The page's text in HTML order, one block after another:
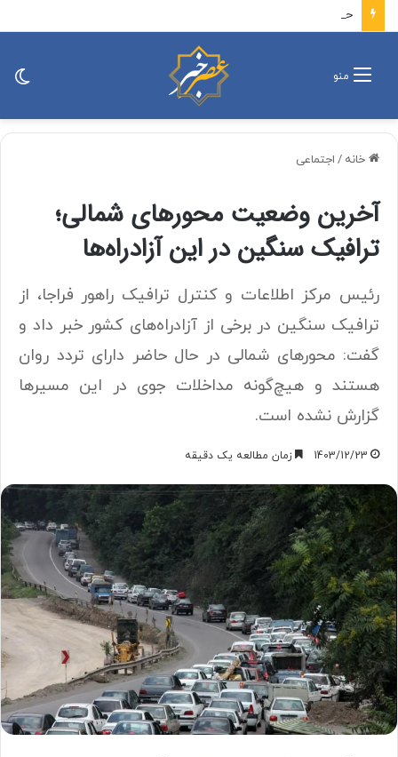
حادثه دریایی در تنگه هرمز
منو
خانه / اجتماعی
آخرین وضعیت محور‌های شمالی؛
ترافیک سنگین در این آزادراه‌ها
رئیس مرکز اطلاعات و کنترل ترافیک راهور فراجا، از
ترافیک سنگین در برخی از آزادراه‌های کشور خبر داد و
گفت: محور‌های شمالی در حال حاضر دارای تردد روان
هستند و هیچ‌گونه مداخلات جوی در این مسیر‌ها
گزارش نشده است.
1403/12/23 زمان مطالعه یک دقیقه